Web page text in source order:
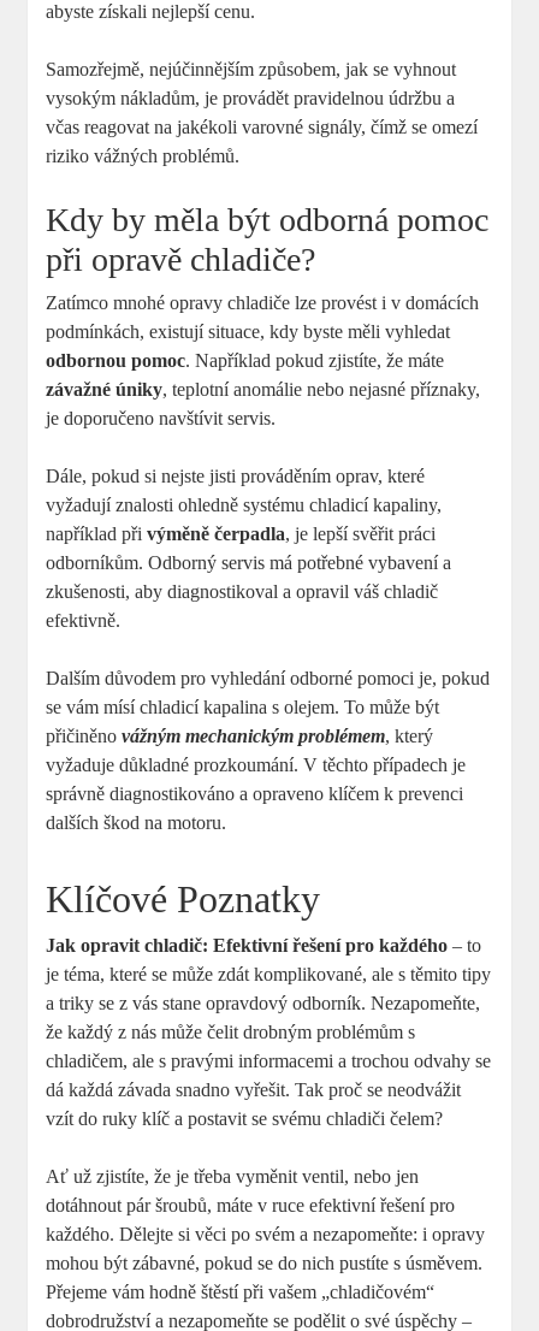
abyste získali nejlepší cenu.
Samozřejmě, nejúčinnějším způsobem, jak se vyhnout
vysokým nákladům, je provádět pravidelnou údržbu a
včas reagovat na jakékoli varovné signály, čímž se omezí
riziko vážných problémů.
Kdy by měla být odborná pomoc
při opravě chladiče?
Zatímco mnohé opravy chladiče lze provést i v domácích
podmínkách, existují situace, kdy byste měli vyhledat
odbornou pomoc. Například pokud zjistíte, že máte
závažné úniky, teplotní anomálie nebo nejasné příznaky,
je doporučeno navštívit servis.
Dále, pokud si nejste jisti prováděním oprav, které
vyžadují znalosti ohledně systému chladicí kapaliny,
například přivýměně čerpadla, je lepší svěřit práci
odborníkům. Odborný servis má potřebné vybavení a
zkušenosti, aby diagnostikoval a opravil váš chladič
efektivně.
Dalším důvodem pro vyhledání odborné pomoci je, pokud
se vám mísí chladicí kapalina s olejem. To může být
přičiněnovážným mechanickým problémem, který
vyžaduje důkladné prozkoumání. V těchto případech je
správně diagnostikováno a opraveno klíčem k prevenci
dalších škod na motoru.
Klíčové Poznatky
Jak opravit chladič: Efektivní řešení pro každého – to
je téma, které se může zdát komplikované, ale s těmito tipy
a triky se z vás stane opravdový odborník. Nezapomeňte,
že každý z nás může čelit drobným problémům s
chladičem, ale s pravými informacemi a trochou odvahy se
dá každá závada snadno vyřešit. Tak proč se neodvážit
vzít do ruky klíč a postavit se svému chladiči čelem?
Ať už zjistíte, že je třeba vyměnit ventil, nebo jen
dotáhnout pár šroubů, máte v ruce efektivní řešení pro
každého. Dělejte si věci po svém a nezapomeňte: i opravy
mohou být zábavné, pokud se do nich pustíte s úsměvem.
Přejeme vám hodně štěstí při vašem „chladičovém“
dobrodružství a nezapomeňte se podělit o své úspěchy –